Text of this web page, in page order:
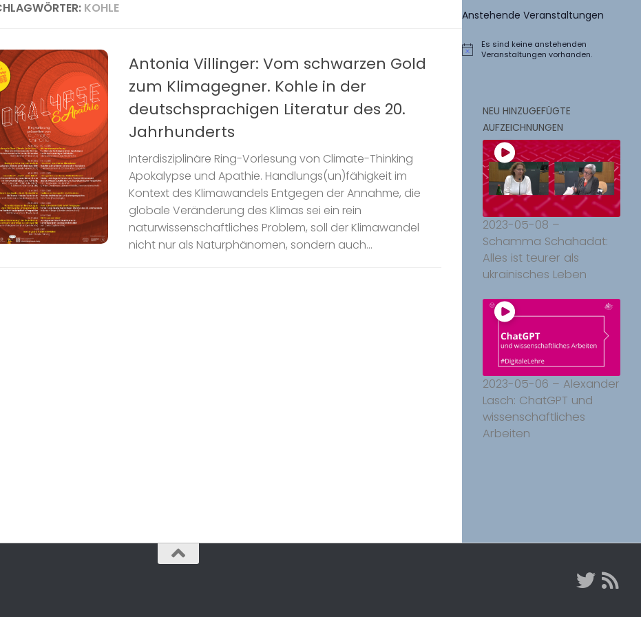
KOHLE
Antonia Villinger: Vom schwarzen Gold
zum Klimagegner. Kohle in der
deutschsprachigen Literatur des 20.
Jahrhunderts
Interdisziplinäre Ring-Vorlesung von Climate-Thinking
Apokalypse und Apathie. Handlungs(un)fähigkeit im
Kontext des Klimawandels Entgegen der Annahme, die
globale Veränderung des Klimas sei ein rein
naturwissenschaftliches Problem, soll der Klimawandel
nicht nur als Naturphänomen, sondern auch...
Anstehende Veranstaltungen
Hinweis
Es sind keine anstehenden
Veranstaltungen vorhanden.
NEU HINZUGEFÜGTE
AUFZEICHNUNGEN
2023-05-08 –
Schamma Schahadat:
Alles ist teurer als
ukrainisches Leben
2023-05-06 – Alexander
Lasch: ChatGPT und
wissenschaftliches
Arbeiten